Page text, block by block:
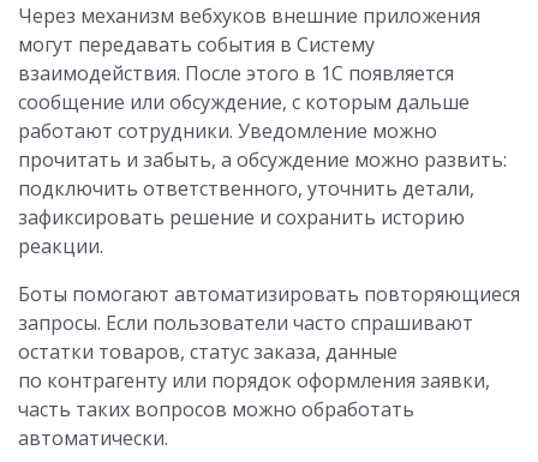
Через механизм вебхуков внешние приложения
могут передавать события в Систему
взаимодействия. После этого в 1С появляется
сообщение или обсуждение, с которым дальше
работают сотрудники. Уведомление можно
прочитать и забыть, а обсуждение можно развить:
подключить ответственного, уточнить детали,
зафиксировать решение и сохранить историю
реакции.
Боты помогают автоматизировать повторяющиеся
запросы. Если пользователи часто спрашивают
остатки товаров, статус заказа, данные
по контрагенту или порядок оформления заявки,
часть таких вопросов можно обработать
автоматически.